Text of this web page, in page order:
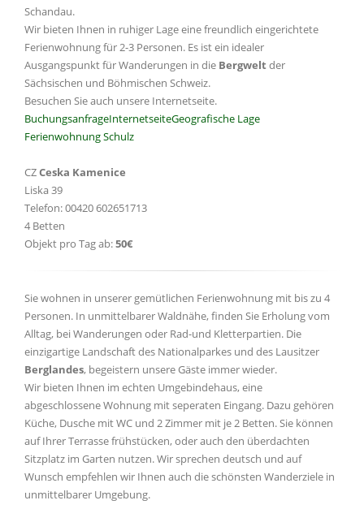
Schandau.
Wir bieten Ihnen in ruhiger Lage eine freundlich eingerichtete
Ferienwohnung für 2-3 Personen. Es ist ein idealer
Ausgangspunkt für Wanderungen in die Bergwelt der
Sächsischen und Böhmischen Schweiz.
Besuchen Sie auch unsere Internetseite.
BuchungsanfrageInternetseiteGeografische Lage
Ferienwohnung Schulz
CZCeska Kamenice
Liska 39
Telefon: 00420 602651713
4 Betten
Objekt pro Tag ab:50€
Sie wohnen in unserer gemütlichen Ferienwohnung mit bis zu 4
Personen. In unmittelbarer Waldnähe, finden Sie Erholung vom
Alltag, bei Wanderungen oder Rad-und Kletterpartien. Die
einzigartige Landschaft des Nationalparkes und des Lausitzer
Berglandes, begeistern unsere Gäste immer wieder.
Wir bieten Ihnen im echten Umgebindehaus, eine
abgeschlossene Wohnung mit seperaten Eingang. Dazu gehören
Küche, Dusche mit WC und 2 Zimmer mit je 2 Betten. Sie können
auf Ihrer Terrasse frühstücken, oder auch den überdachten
Sitzplatz im Garten nutzen. Wir sprechen deutsch und auf
Wunsch empfehlen wir Ihnen auch die schönsten Wanderziele in
unmittelbarer Umgebung.